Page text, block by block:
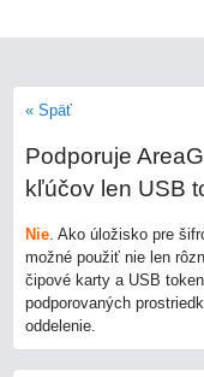
« Späť
Podporuje
kľúčov len USB
Nie. Ako úložisko pre
možné použiť nie len
čipové karty a USB
podporovaných
oddelenie.